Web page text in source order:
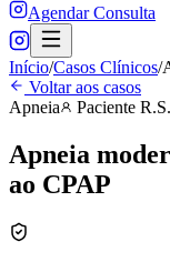
Agendar Consulta
Início/Casos Clínicos/
Voltar aos casos
Apneia
Paciente R.S.
Apneia
ao CPAP